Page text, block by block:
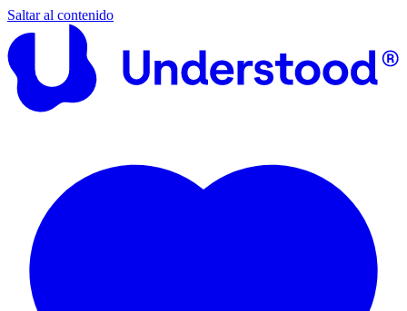
Saltar al contenido